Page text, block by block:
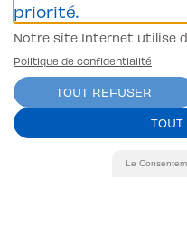
Conditions
Politique de
ercos.ch
priorité.
Notre site Internet utilise
Politique de confidentialité
TOUT REFUSER
TOUT
Le